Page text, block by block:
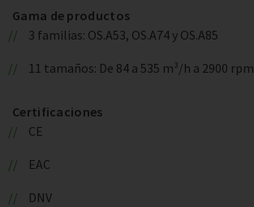
Gama de productos
3 familias: OS.A53, OS.A74 y OS.A85
11 tamaños: De 84 a 535 m³/h a 2900 rpm
Certificaciones
CE
EAC
DNV